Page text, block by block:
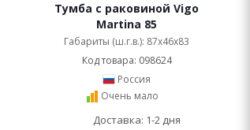
Тумба с раковиной Vigo
Martina 85
Габариты (ш.г.в.): 87x46x83
Код товара: 098624
Россия
Очень мало
Доставка: 1-2 дня